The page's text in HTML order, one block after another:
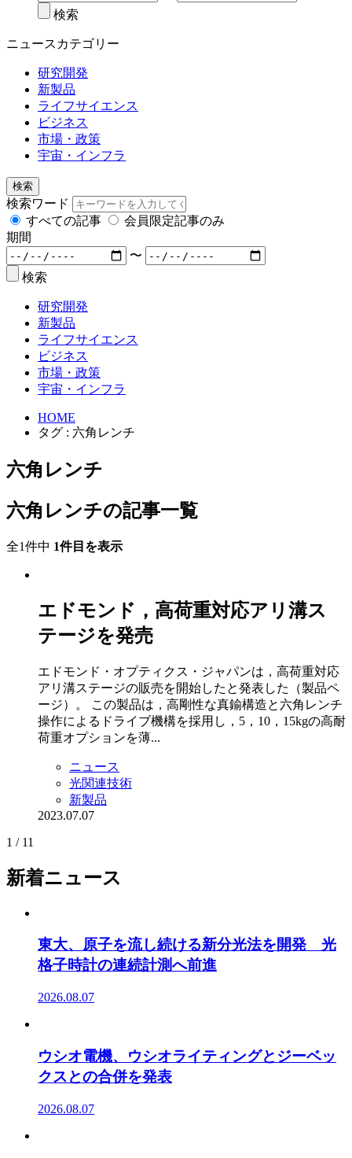
検索
ニュースカテゴリー
研究開発
新製品
ライフサイエンス
ビジネス
市場・政策
宇宙・インフラ
検索
検索ワード
すべての記事
会員限定記事のみ
期間
〜
検索
研究開発
新製品
ライフサイエンス
ビジネス
市場・政策
宇宙・インフラ
HOME
タグ : 六角レンチ
六角レンチ
六角レンチの記事一覧
全1件中 1件目を表示
エドモンド，高荷重対応アリ溝ス
テージを発売
エドモンド・オプティクス・ジャパンは，高荷重対応
アリ溝ステージの販売を開始したと発表した（製品ペ
ージ）。 この製品は，高剛性な真鍮構造と六角レンチ
操作によるドライブ機構を採用し，5，10，15kgの高耐
荷重オプションを薄...
ニュース
光関連技術
新製品
2023.07.07
1 / 11
新着ニュース
東大、原子を流し続ける新分光法を開発 光
格子時計の連続計測へ前進
2026.08.07
ウシオ電機、ウシオライティングとジーベッ
クスとの合併を発表
2026.08.07